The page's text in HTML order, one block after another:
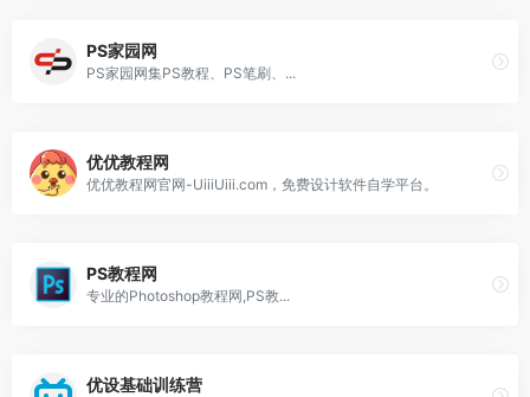
PS家园网
PS家园网集PS教程、PS笔刷、...
优优教程网
优优教程网官网-UiiiUiii.com，免费设计软件自学平台。
PS教程网
专业的Photoshop教程网,PS教...
优设基础训练营